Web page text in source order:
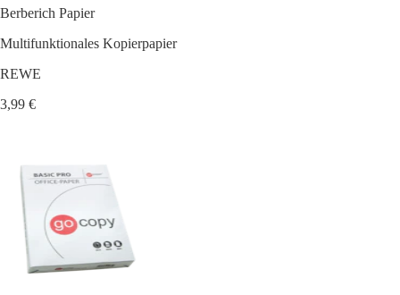
Berberich Papier
Multifunktionales Kopierpapier
REWE
3,99 €